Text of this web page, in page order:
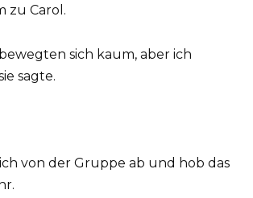
zu Carol.
sich kaum, aber ich
sagte.
von der Gruppe ab und hob das